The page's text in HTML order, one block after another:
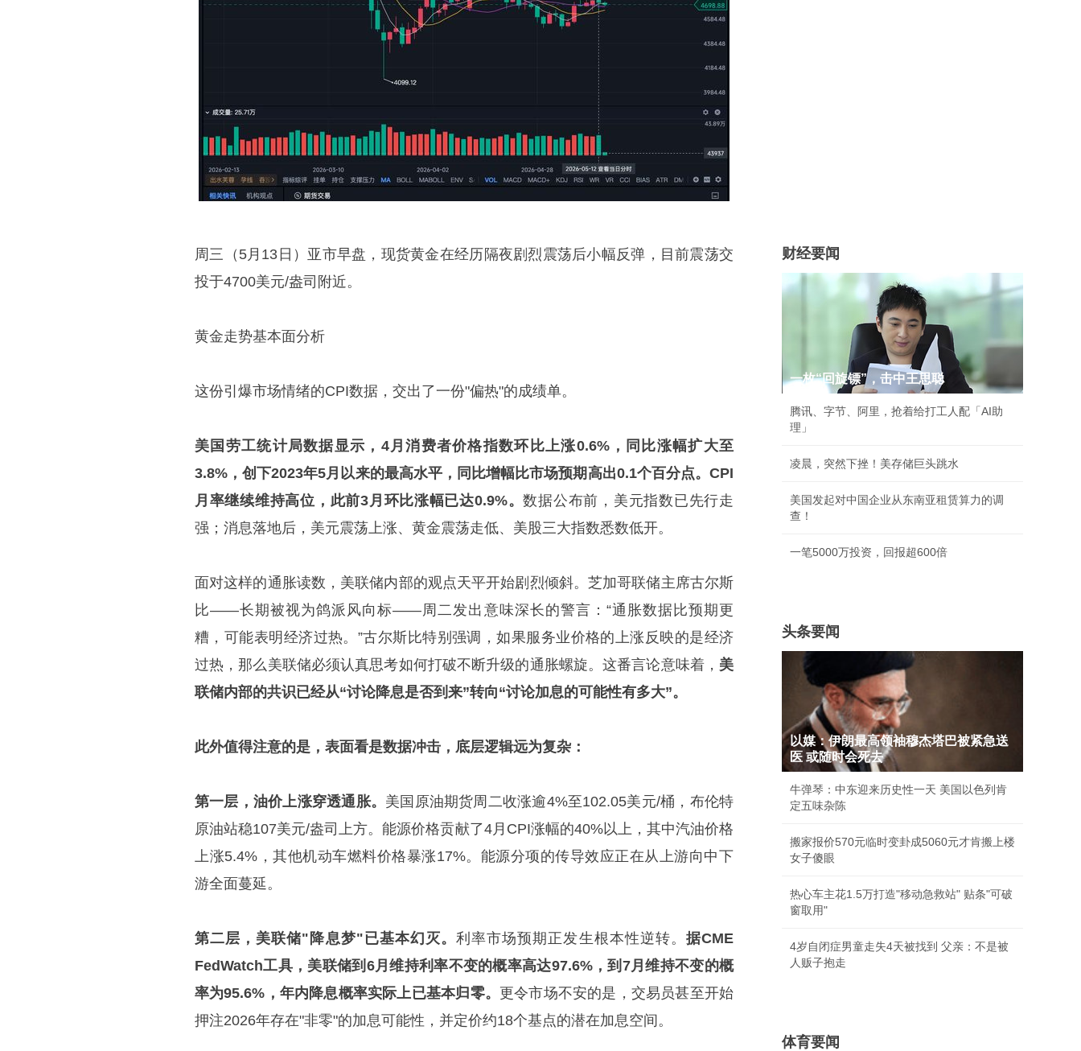
周三（5月13日）亚市早盘，现货黄金在经历隔夜剧烈震荡后小幅反弹，目前震荡交
投于4700美元/盎司附近。
黄金走势基本面分析
这份引爆市场情绪的CPI数据，交出了一份"偏热"的成绩单。
美国劳工统计局数据显示，4月消费者价格指数环比上涨0.6%，同比涨幅扩大至
3.8%，创下2023年5月以来的最高水平，同比增幅比市场预期高出0.1个百分点。CPI
月率继续维持高位，此前3月环比涨幅已达0.9%。数据公布前，美元指数已先行走
强；消息落地后，美元震荡上涨、黄金震荡走低、美股三大指数悉数低开。
面对这样的通胀读数，美联储内部的观点天平开始剧烈倾斜。芝加哥联储主席古尔斯
比——长期被视为鸽派风向标——周二发出意味深长的警言：“通胀数据比预期更
糟，可能表明经济过热。”古尔斯比特别强调，如果服务业价格的上涨反映的是经济
过热，那么美联储必须认真思考如何打破不断升级的通胀螺旋。这番言论意味着， 美
联储内部的共识已经从“讨论降息是否到来”转向“讨论加息的可能性有多大”。
此外值得注意的是，表面看是数据冲击，底层逻辑远为复杂：
第一层，油价上涨穿透通胀。 美国原油期货周二收涨逾4%至102.05美元/桶，布伦特
原油站稳107美元/盎司上方。能源价格贡献了4月CPI涨幅的40%以上，其中汽油价格
上涨5.4%，其他机动车燃料价格暴涨17%。能源分项的传导效应正在从上游向中下
游全面蔓延。
第二层，美联储"降息梦"已基本幻灭。利率市场预期正发生根本性逆转。 据CME
FedWatch工具，美联储到6月维持利率不变的概率高达97.6%，到7月维持不变的概
率为95.6%，年内降息概率实际上已基本归零。 更令市场不安的是，交易员甚至开始
押注2026年存在"非零"的加息可能性，并定价约18个基点的潜在加息空间。
财经要闻
一枚“回旋镖”，击中王思聪
腾讯、字节、阿里，抢着给打工人配「AI助
理」
凌晨，突然下挫！美存储巨头跳水
美国发起对中国企业从东南亚租赁算力的调
查！
一笔5000万投资，回报超600倍
头条要闻
以媒：伊朗最高领袖穆杰塔巴被紧急送
医 或随时会死去
牛弹琴：中东迎来历史性一天 美国以色列肯
定五味杂陈
搬家报价570元临时变卦成5060元才肯搬上楼
女子傻眼
热心车主花1.5万打造"移动急救站" 贴条"可破
窗取用"
4岁自闭症男童走失4天被找到 父亲：不是被
人贩子抱走
体育要闻